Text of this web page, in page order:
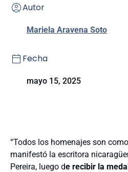
Autor
Mariela Aravena Soto
Fecha
mayo 15, 2025
“Todos los homenajes son
manifestó la escritora
Pereira, luego de recibir la